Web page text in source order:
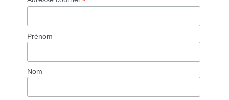
Prénom
Nom